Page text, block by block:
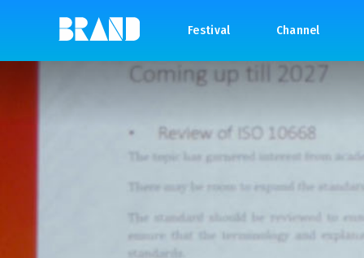
Festival Channel